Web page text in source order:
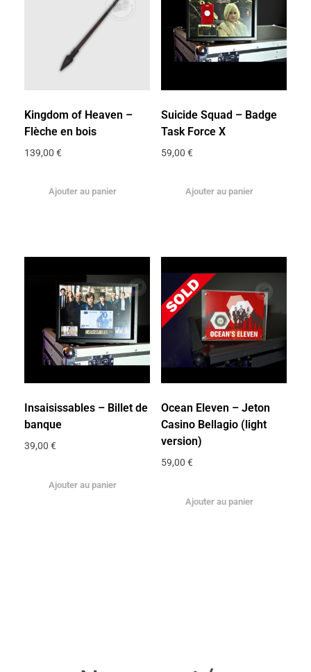
Kingdom of Heaven –
Flèche en bois
139,00 €
Ajouter au panier
Suicide Squad – Badge
Task Force X
59,00 €
Ajouter au panier
Insaisissables – Billet de
banque
39,00 €
Ajouter au panier
Ocean Eleven – Jeton
Casino Bellagio (light
version)
59,00 €
Ajouter au panier